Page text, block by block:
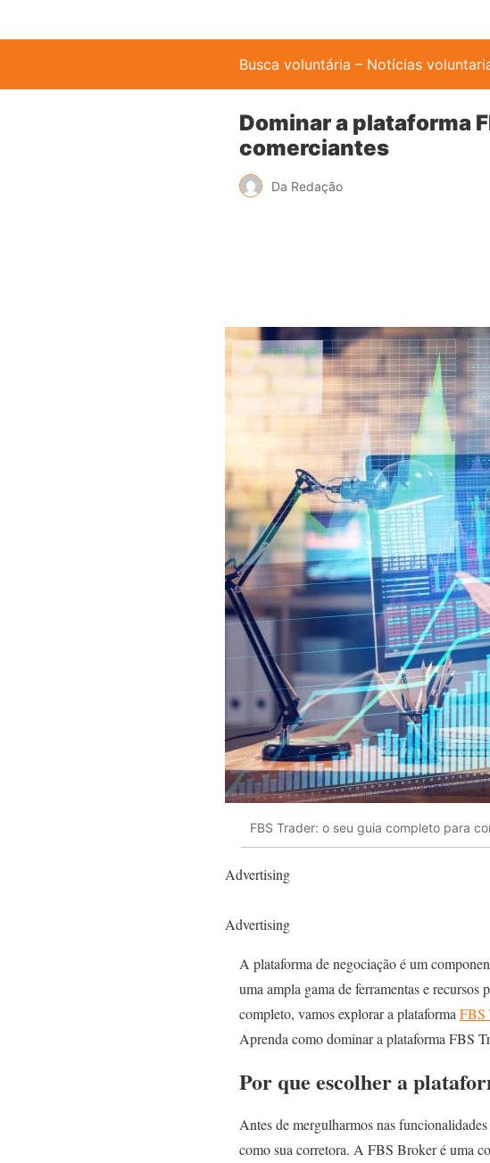
Busca voluntária – Notícias
Dominar a plataforma
comerciantes
Da Redação
FBS Trader: o seu guia completo para
Advertising
Advertising
A plataforma de negociação é um
uma ampla gama de ferramentas e
completo, vamos explorar a plataforma FBS
Aprenda como dominar a plataforma FBS
Por que escolher a
Antes de mergulharmos nas
como sua corretora. A FBS Broker é uma